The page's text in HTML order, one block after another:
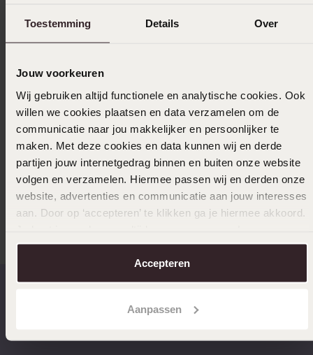
Toestemming Details Over
Jouw voorkeuren
Wij gebruiken altijd functionele en analytische cookies. Ook
willen we cookies plaatsen en data verzamelen om de
communicatie naar jou makkelijker en persoonlijker te
maken. Met deze cookies en data kunnen wij en derde
partijen jouw internetgedrag binnen en buiten onze website
volgen en verzamelen. Hiermee passen wij en derden onze
website, advertenties en communicatie aan jouw interesses
aan. Door op ‘accepteren’ te klikken ga je hiermee akkoord.
over in onscookiebeleid.
Accepteren
Aanpassen
Uitverkocht
Ook leuk voor jou
Anderen kochten ook
Op werkdagen voor 17:00
14 dagen retourneren